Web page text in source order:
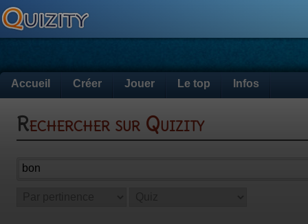
Accueil Créer Jouer Le top Infos
Rechercher sur Quizity